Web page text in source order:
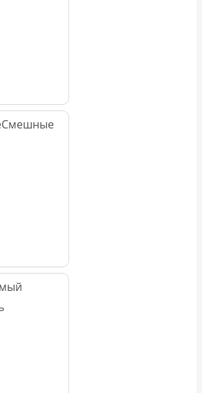
Смешные